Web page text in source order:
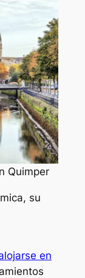
Quimper
su
en